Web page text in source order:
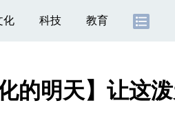
化 科技 教育
的明天】让这